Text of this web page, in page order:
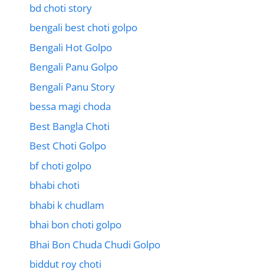
bd choti story
bengali best choti golpo
Bengali Hot Golpo
Bengali Panu Golpo
Bengali Panu Story
bessa magi choda
Best Bangla Choti
Best Choti Golpo
bf choti golpo
bhabi choti
bhabi k chudlam
bhai bon choti golpo
Bhai Bon Chuda Chudi Golpo
biddut roy choti